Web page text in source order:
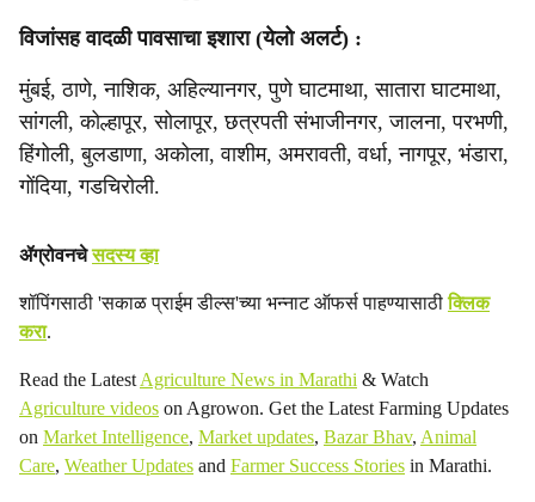
विजांसह वादळी पावसाचा इशारा (येलो अलर्ट) :
मुंबई, ठाणे, नाशिक, अहिल्यानगर, पुणे घाटमाथा, सातारा घाटमाथा,
सांगली, कोल्हापूर, सोलापूर, छत्रपती संभाजीनगर, जालना, परभणी,
हिंगोली, बुलडाणा, अकोला, वाशीम, अमरावती, वर्धा, नागपूर, भंडारा,
गोंदिया, गडचिरोली.
ॲग्रोवनचेसदस्य व्हा
शॉपिंगसाठी 'सकाळ प्राईम डील्स'च्या भन्नाट ऑफर्स पाहण्यासाठीक्लिक
करा.
Read the Latest Agriculture News in Marathi & Watch
Agriculture videos on Agrowon. Get the Latest Farming Updates
on Market Intelligence, Market updates, Bazar Bhav, Animal
Care, Weather Updates and Farmer Success Stories in Marathi.